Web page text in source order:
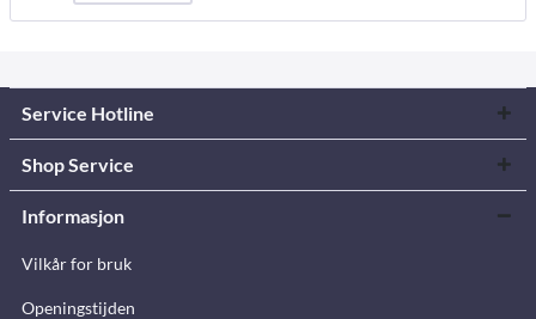
Service Hotline
Shop Service
Informasjon
Vilkår for bruk
Openingstijden